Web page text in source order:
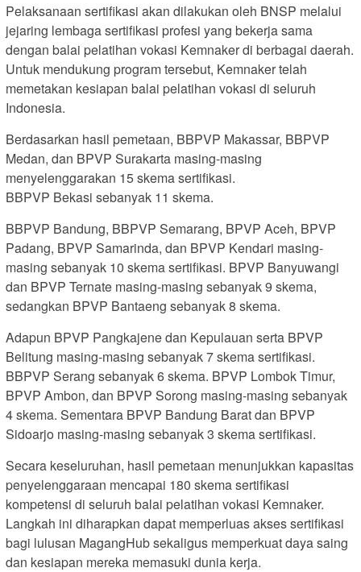
Pelaksanaan sertifikasi akan dilakukan oleh BNSP melalui
jejaring lembaga sertifikasi profesi yang bekerja sama
dengan balai pelatihan vokasi Kemnaker di berbagai daerah.
Untuk mendukung program tersebut, Kemnaker telah
memetakan kesiapan balai pelatihan vokasi di seluruh
Indonesia.
Berdasarkan hasil pemetaan, BBPVP Makassar, BBPVP
Medan, dan BPVP Surakarta masing-masing
menyelenggarakan 15 skema sertifikasi.
BBPVP Bekasi sebanyak 11 skema.
BBPVP Bandung, BBPVP Semarang, BPVP Aceh, BPVP
Padang, BPVP Samarinda, dan BPVP Kendari masing-
masing sebanyak 10 skema sertifikasi. BPVP Banyuwangi
dan BPVP Ternate masing-masing sebanyak 9 skema,
sedangkan BPVP Bantaeng sebanyak 8 skema.
Adapun BPVP Pangkajene dan Kepulauan serta BPVP
Belitung masing-masing sebanyak 7 skema sertifikasi.
BBPVP Serang sebanyak 6 skema. BPVP Lombok Timur,
BPVP Ambon, dan BPVP Sorong masing-masing sebanyak
4 skema. Sementara BPVP Bandung Barat dan BPVP
Sidoarjo masing-masing sebanyak 3 skema sertifikasi.
Secara keseluruhan, hasil pemetaan menunjukkan kapasitas
penyelenggaraan mencapai 180 skema sertifikasi
kompetensi di seluruh balai pelatihan vokasi Kemnaker.
Langkah ini diharapkan dapat memperluas akses sertifikasi
bagi lulusan MagangHub sekaligus memperkuat daya saing
dan kesiapan mereka memasuki dunia kerja.